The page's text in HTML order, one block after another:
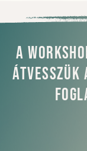
A
átvesszük